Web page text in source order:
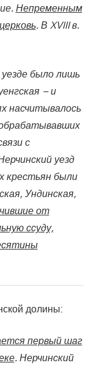
Непременным
. В XVIII в.
уезде было лишь
– и
насчитывалось
с
уезд
крестьян были
Ундинская,
от
ссуду,
долины:
первый шаг
. Нерчинский